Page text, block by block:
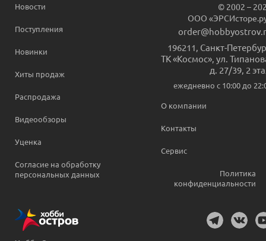
Новости
Поступления
Новинки
Хиты продаж
Распродажа
Видеообзоры
Уценка
Согласие на обработку
персональных данных
© 2002 –
ООО
196211 Санкт-
ТК «Космос», ул.
д. 27/39, 2
ежедневно c 10:00 до
О компании
Контакты
Сервис
Политика
конфиденциальности